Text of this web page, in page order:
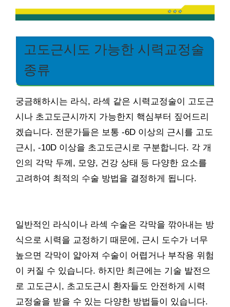
고도근시도 가능한 시력교정술
종류
궁금해하시는 라식, 라섹 같은 시력교정술이 고도근
시나 초고도근시까지 가능한지 핵심부터 짚어드리
겠습니다. 전문가들은 보통 -6D 이상의 근시를 고도
근시, -10D 이상을 초고도근시로 구분합니다. 각 개
인의 각막 두께, 모양, 건강 상태 등 다양한 요소를
고려하여 최적의 수술 방법을 결정하게 됩니다.
일반적인 라식이나 라섹 수술은 각막을 깎아내는 방
식으로 시력을 교정하기 때문에, 근시 도수가 너무
높으면 각막이 얇아져 수술이 어렵거나 부작용 위험
이 커질 수 있습니다. 하지만 최근에는 기술 발전으
로 고도근시, 초고도근시 환자들도 안전하게 시력
교정술을 받을 수 있는 다양한 방법들이 있습니다.